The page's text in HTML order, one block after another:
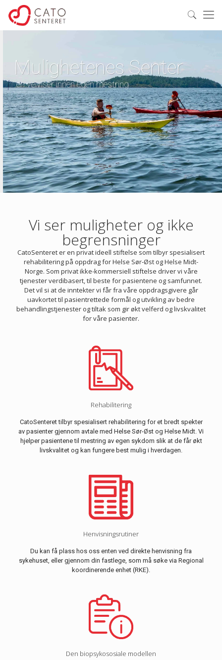
Vi ser muligheter og ikke
begrensninger
CatoSenteret er en privat ideell stiftelse som tilbyr spesialisert
rehabilitering på oppdrag for Helse Sør-Øst og Helse Midt-
Norge. Som privat ikke-kommersiell stiftelse driver vi våre
tjenester verdibasert, til beste for pasientene og samfunnet.
Det vil si at de inntekter vi får fra våre oppdragsgivere går
uavkortet til pasientrettede formål og utvikling av bedre
behandlingstjenester og tiltak som gir økt velferd og livskvalitet
for våre pasienter.
Rehabilitering
CatoSenteret tilbyr spesialisert rehabilitering for et bredt spekter
av pasienter gjennom avtale med Helse Sør-Øst og Helse Midt. Vi
hjelper pasientene til mestring av egen sykdom slik at de får økt
livskvalitet og kan fungere best mulig i hverdagen.
Henvisningsrutiner
Du kan få plass hos oss enten ved direkte henvisning fra
sykehuset, eller gjennom din fastlege, som må søke via Regional
koordinerende enhet (RKE).
Den biopsykososiale modellen